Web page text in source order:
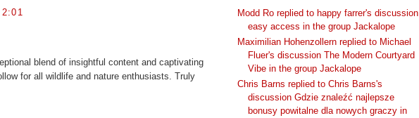
blend of insightful content and captivating
for all wildlife and nature enthusiasts. Truly
Modd Ro replied to happy farrer's discussion
easy access in the group Jackalope
Maximilian Hohenzollern replied to Michael
Fluer's discussion The Modern Courtyard
Vibe in the group Jackalope
Chris Barns replied to Chris Barns's
discussion Gdzie znaleźć najlepsze
bonusy powitalne dla nowych graczy in